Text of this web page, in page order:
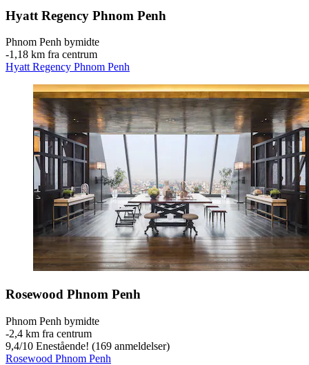
Hyatt Regency Phnom Penh
Phnom Penh bymidte
‐1,18 km fra centrum
Hyatt Regency Phnom Penh
Rosewood Phnom Penh
Phnom Penh bymidte
‐2,4 km fra centrum
9,4/10 Enestående! (169 anmeldelser)
Rosewood Phnom Penh